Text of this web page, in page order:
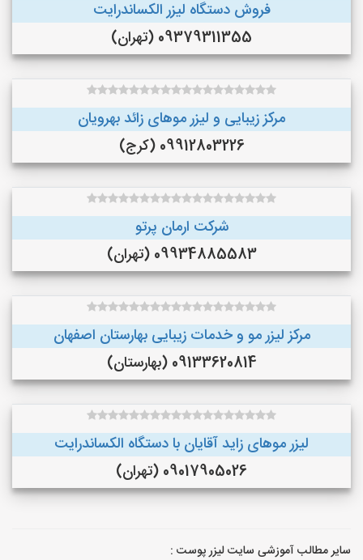
فروش دستگاه لیزر الکساندرایت
09379311355 (تهران)
مرکز زیبایی و لیزر موهای زائد بهرویان
09912803226 (کرج)
شرکت ارمان پرتو
09934885583 (تهران)
مرکز لیزر مو و خدمات زیبایی بهارستان اصفهان
09133620814 (بهارستان)
لیزر موهای زاید آقایان با دستگاه الکساندرایت
09017905026 (تهران)
سایر مطالب آموزشی سایت لیزر پوست :